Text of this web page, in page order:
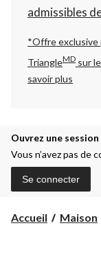
admissibles
*Offre exclusive
TriangleMD sur
savoir plus
Ouvrez une
Vous n’avez pas de
Se connecter
Accueil Maison